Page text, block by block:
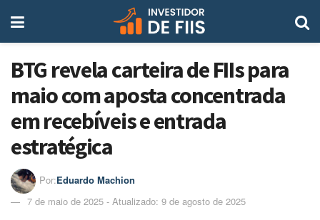
BTG revela carteira de FIIs para
maio com aposta concentrada
em recebíveis e entrada
estratégica
Por:Eduardo Machion
7 de maio de 2025 - Atualizado: 9 de agosto de 2025